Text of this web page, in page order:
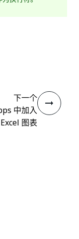
下一个
中加入
Excel 图表